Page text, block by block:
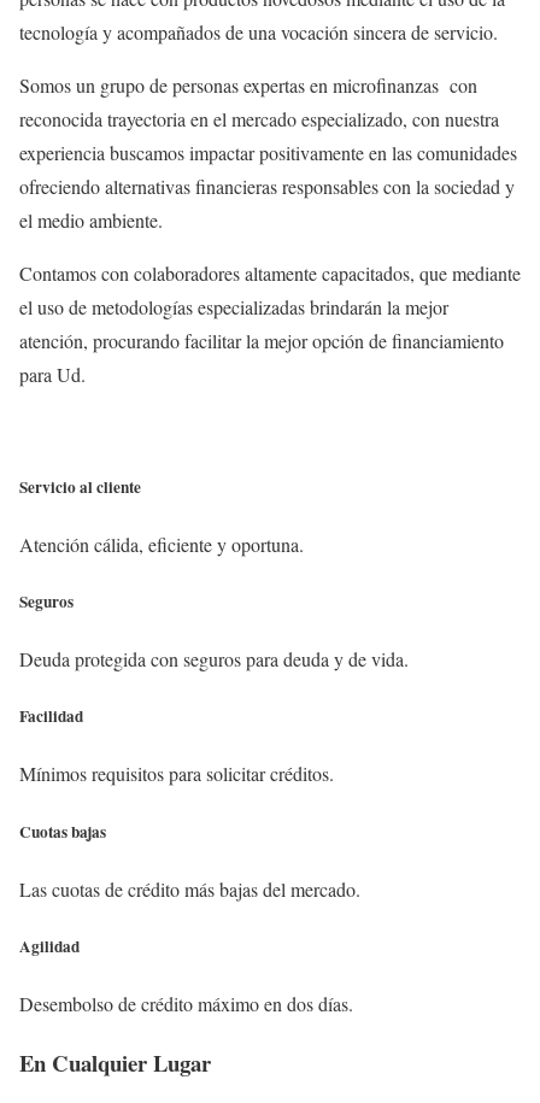
tecnología y acompañados de una vocación sincera de servicio.
Somos un grupo de personas expertas en microfinanzas con
reconocida trayectoria en el mercado especializado, con nuestra
experiencia buscamos impactar positivamente en las comunidades
ofreciendo alternativas financieras responsables con la sociedad y
el medio ambiente.
Contamos con colaboradores altamente capacitados, que mediante
el uso de metodologías especializadas brindarán la mejor
atención, procurando facilitar la mejor opción de financiamiento
para Ud.
Servicio al cliente
Atención cálida, eficiente y oportuna.
Seguros
Deuda protegida con seguros para deuda y de vida.
Facilidad
Mínimos requisitos para solicitar créditos.
Cuotas bajas
Las cuotas de crédito más bajas del mercado.
Agilidad
Desembolso de crédito máximo en dos días.
En Cualquier Lugar